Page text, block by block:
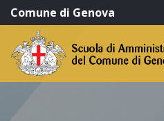
Comune di Genova